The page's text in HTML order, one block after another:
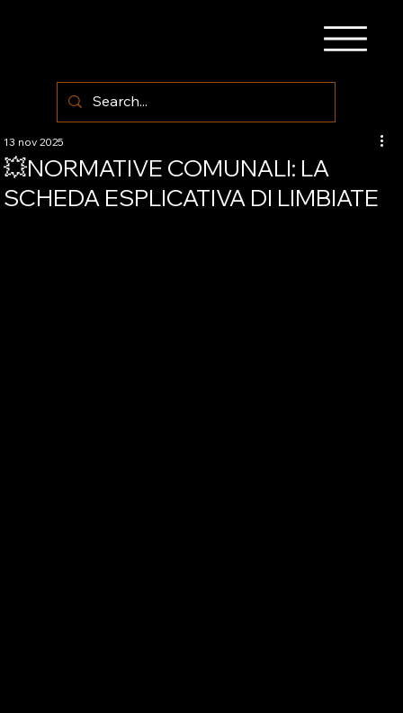
💥NORMATIVE COMUNALI: LA
SCHEDA ESPLICATIVA DI LIMBIATE
13 nov 2025